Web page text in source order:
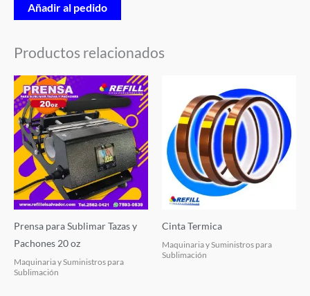
Añadir al pedido
Productos relacionados
Prensa para Sublimar Tazas y
Pachones 20 oz
Maquinaria y Suministros para
Sublimación
Cinta Termica
Maquinaria y Suministros para
Sublimación